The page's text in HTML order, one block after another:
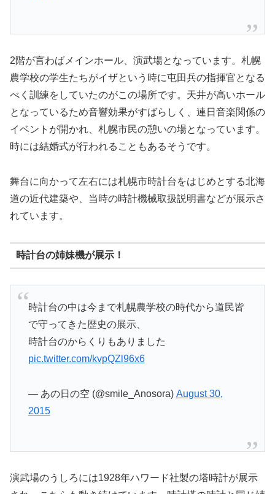
2階が言わばメインホール、演武場となっています。札幌
農学校の学生たちがイザという時に屯田兵の指揮官となる
べく訓練をしていたのがこの場所です。天井が高いホール
となっているため音響効果がすばらしく、連日音楽関係の
イベントが開かれ、札幌市民の憩いの場となっています。
時には結婚式が行われることもあるそうです。
舞台に向かって左右には札幌市時計台をはじめとする北海
道の近代建築や、当時の時計機械取扱説明書などが展示さ
れています。
時計台の姉妹機が展示！
時計台の中は今まで札幌農学校の時代から道民皆
で守ってきた歴史の展示、
時計台のからくりもありました
pic.twitter.com/kvpQZl96x6
— あの日の空 (@smile_Anosora) August 30,
2015
演武場のうしろには1928年ハワード社製の塔時計が展示